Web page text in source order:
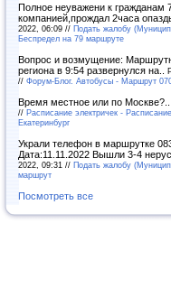
Полное неуважени к гражданам
компанией,прождал 2часа
2022, 06:09 // Подать жалобу
Беспредел на 79 маршруте
Вопрос и возмущение:
региона в 9:54 развернулся на..
// Форум-Блог. Автобусы - Маршрут
Время местное или по Москве?..
// Расписание электричек -
Екатеринбург
Украли телефон в маршрутке
Дата:11.11.2022 Вышли 3-4
2022, 09:31 // Подать жалобу
маршрут
Посмотреть все